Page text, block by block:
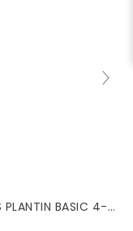
MEDIAS PLANTIN BASIC 4-10